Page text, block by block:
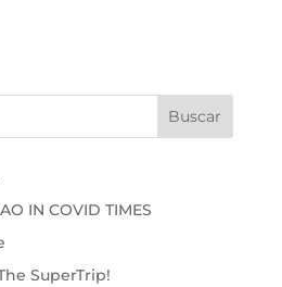
IN COVID TIMES
SuperTrip!